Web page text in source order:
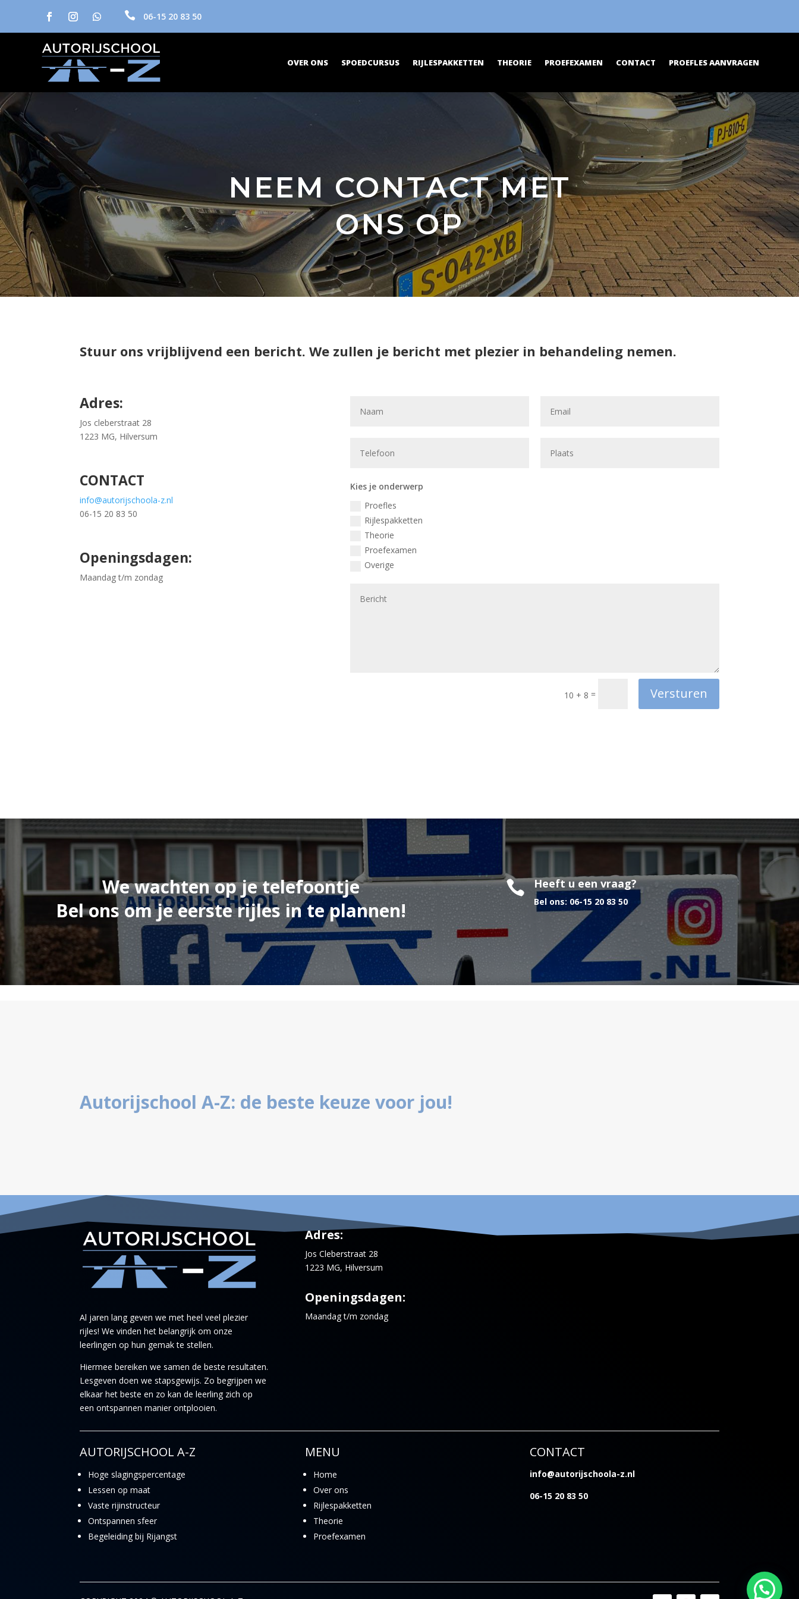
 06-15 20 83 50
OVER ONS SPOEDCURSUS RIJLESPAKKETTEN THEORIE PROEFEXAMEN CONTACT PROEFLES AANVRAGEN
NEEM CONTACT MET
ONS OP
Stuur ons vrijblijvend een bericht. We zullen je bericht met plezier in behandeling nemen.
Adres:
Jos cleberstraat 28
1223 MG, Hilversum
CONTACT
info@autorijschoola-z.nl
06-15 20 83 50
Openingsdagen:
Maandag t/m zondag
Kies je onderwerp
Proefles
Rijlespakketten
Theorie
Proefexamen
Overige
10 + 8 = Versturen
We wachten op je telefoontje
Bel ons om je eerste rijles in te plannen!
 Heeft u een vraag?
Bel ons: 06-15 20 83 50
Autorijschool A-Z: de beste keuze voor jou!
Al jaren lang geven we met heel veel plezier
rijles! We vinden het belangrijk om onze
leerlingen op hun gemak te stellen.
Hiermee bereiken we samen de beste resultaten.
Lesgeven doen we stapsgewijs. Zo begrijpen we
elkaar het beste en zo kan de leerling zich op
een ontspannen manier ontplooien.
Adres:
Jos Cleberstraat 28
1223 MG, Hilversum
Openingsdagen:
Maandag t/m zondag
AUTORIJSCHOOL A-Z
Hoge slagingspercentage
Lessen op maat
Vaste rijinstructeur
Ontspannen sfeer
Begeleiding bij Rijangst
MENU
Home
Over ons
Rijlespakketten
Theorie
Proefexamen
CONTACT
info@autorijschoola-z.nl
06-15 20 83 50